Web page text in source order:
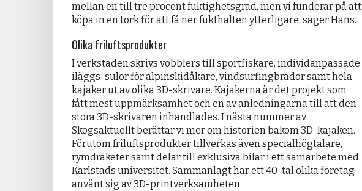
mellan en till tre procent fuktighetsgrad, men vi funderar på att
köpa in en tork för att få ner fukthalten ytterligare, säger Hans.
Olika friluftsprodukter
I verkstaden skrivs vobblers till sportfiskare, individanpassade
iläggs-sulor för alpinskidåkare, vindsurfingbrädor samt hela
kajaker ut av olika 3D-skrivare. Kajakerna är det projekt som
fått mest uppmärksamhet och en av anledningarna till att den
stora 3D-skrivaren inhandlades. I nästa nummer av
Skogsaktuellt berättar vi mer om historien bakom 3D-kajaken.
Förutom friluftsprodukter tillverkas även specialhögtalare,
rymdraketer samt delar till exklusiva bilar i ett samarbete med
Karlstads universitet. Sammanlagt har ett 40-tal olika företag
använt sig av 3D-printverksamheten.